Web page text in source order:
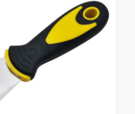
lévő csavarok